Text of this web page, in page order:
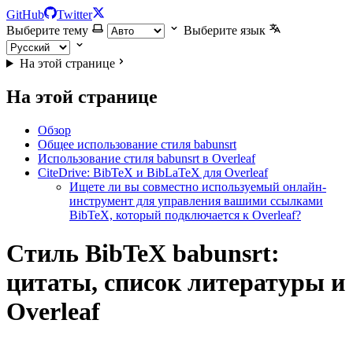
GitHub
Twitter
Выберите тему
Выберите язык
На этой странице
На этой странице
Обзор
Общее использование стиля babunsrt
Использование стиля babunsrt в Overleaf
CiteDrive: BibTeX и BibLaTeX для Overleaf
Ищете ли вы совместно используемый онлайн-
инструмент для управления вашими ссылками
BibTeX, который подключается к Overleaf?
Стиль BibTeX babunsrt:
цитаты, список литературы и
Overleaf